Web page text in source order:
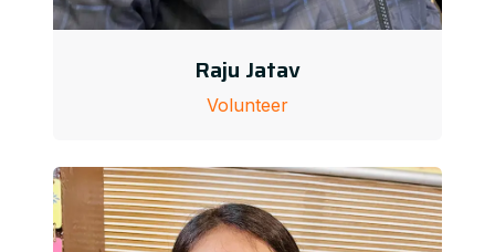
Raju Jatav
Volunteer